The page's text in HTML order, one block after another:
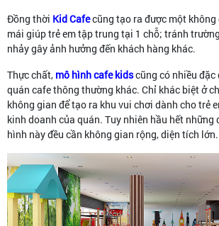
Đồng thời Kid Cafecũng tạo ra được một
mái giúp trẻ em tập trung tại 1 chỗ; tránh
nhảy gây ảnh hưởng đến khách hàng khác.
Thực chất, mô hình cafe kidscũng có nhiều đặc
quán cafe thông thường khác. Chỉ khác biệt ở
không gian để tạo ra khu vui chơi dành cho trẻ
kinh doanh của quán. Tuy nhiên hầu hết những
hình này đều cần không gian rộng, diện tích lớn.